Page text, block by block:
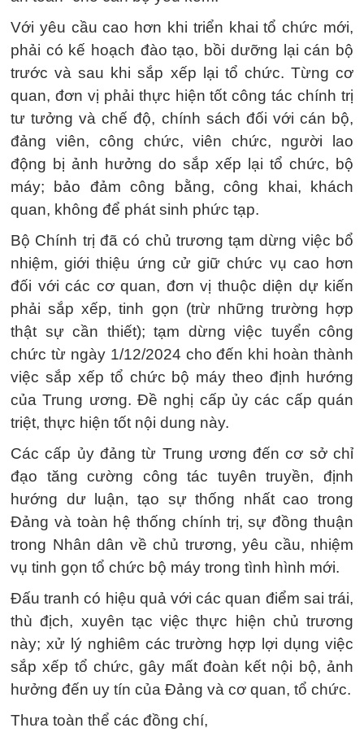
Với yêu cầu cao hơn khi triển khai tổ chức mới,
phải có kế hoạch đào tạo, bồi dưỡng lại cán bộ
trước và sau khi sắp xếp lại tổ chức. Từng cơ
quan, đơn vị phải thực hiện tốt công tác chính trị
tư tưởng và chế độ, chính sách đối với cán bộ,
đảng viên, công chức, viên chức, người lao
động bị ảnh hưởng do sắp xếp lại tổ chức, bộ
máy; bảo đảm công bằng, công khai, khách
quan, không để phát sinh phức tạp.
Bộ Chính trị đã có chủ trương tạm dừng việc bổ
nhiệm, giới thiệu ứng cử giữ chức vụ cao hơn
đối với các cơ quan, đơn vị thuộc diện dự kiến
phải sắp xếp, tinh gọn (trừ những trường hợp
thật sự cần thiết); tạm dừng việc tuyển công
chức từ ngày 1/12/2024 cho đến khi hoàn thành
việc sắp xếp tổ chức bộ máy theo định hướng
của Trung ương. Đề nghị cấp ủy các cấp quán
triệt, thực hiện tốt nội dung này.
Các cấp ủy đảng từ Trung ương đến cơ sở chỉ
đạo tăng cường công tác tuyên truyền, định
hướng dư luận, tạo sự thống nhất cao trong
Đảng và toàn hệ thống chính trị, sự đồng thuận
trong Nhân dân về chủ trương, yêu cầu, nhiệm
vụ tinh gọn tổ chức bộ máy trong tình hình mới.
Đấu tranh có hiệu quả với các quan điểm sai trái,
thù địch, xuyên tạc việc thực hiện chủ trương
này; xử lý nghiêm các trường hợp lợi dụng việc
sắp xếp tổ chức, gây mất đoàn kết nội bộ, ảnh
hưởng đến uy tín của Đảng và cơ quan, tổ chức.
Thưa toàn thể các đồng chí,